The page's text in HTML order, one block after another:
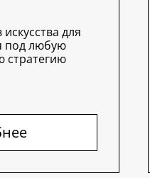
для
под любую
стратегию